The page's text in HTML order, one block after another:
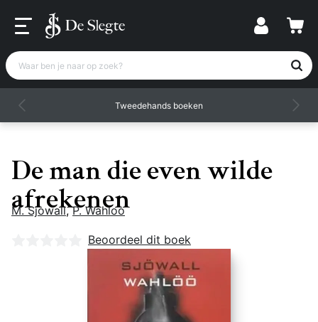
Waar ben je naar op zoek?
Tweedehands boeken
De man die even wilde
afrekenen
M. Sjowall,P. Wahloo
Nog geen beoordelingen
Beoordeel dit boek